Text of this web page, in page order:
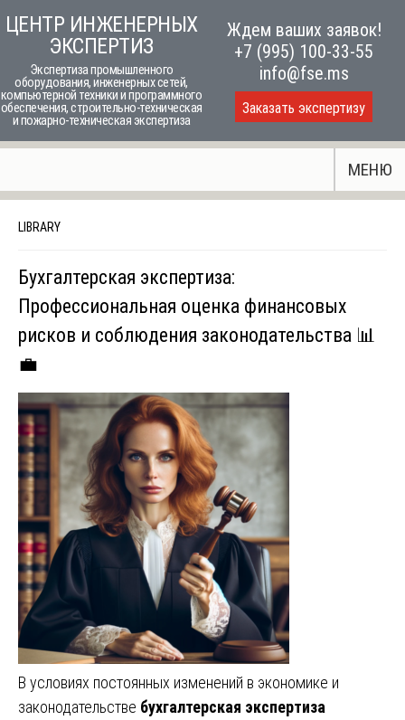
to
content
ЦЕНТР ИНЖЕНЕРНЫХ
ЭКСПЕРТИЗ
Экспертиза промышленного
оборудования, инженерных сетей,
компьютерной техники и программного
обеспечения, строительно-техническая
и пожарно-техническая экспертиза
Ждем ваших заявок!
+7 (995) 100-33-55
info@fse.ms
Заказать экспертизу
МЕНЮ
LIBRARY
Бухгалтерская экспертиза:
Профессиональная оценка финансовых
рисков и соблюдения законодательства 📊
💼
В условиях постоянных изменений в экономике и
законодательстве бухгалтерская экспертиза